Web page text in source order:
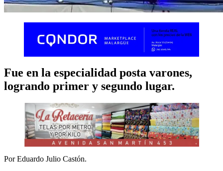
Fue en la especialidad posta varones,
logrando primer y segundo lugar.
Por Eduardo Julio Castón.